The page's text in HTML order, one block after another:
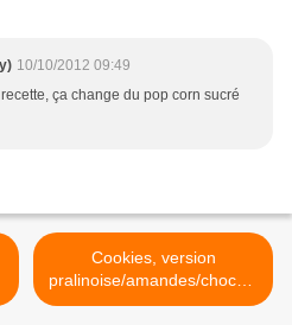
10/10/2012 09:49
ça change du pop corn sucré
Cookies, version
pralinoise/amandes/chocola
t >